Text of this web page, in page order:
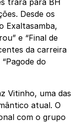
trará para BH
Desde os
Exaltasamba,
e “Final de
da carreira
do
Vitinho, uma das
atual. O
com o grupo